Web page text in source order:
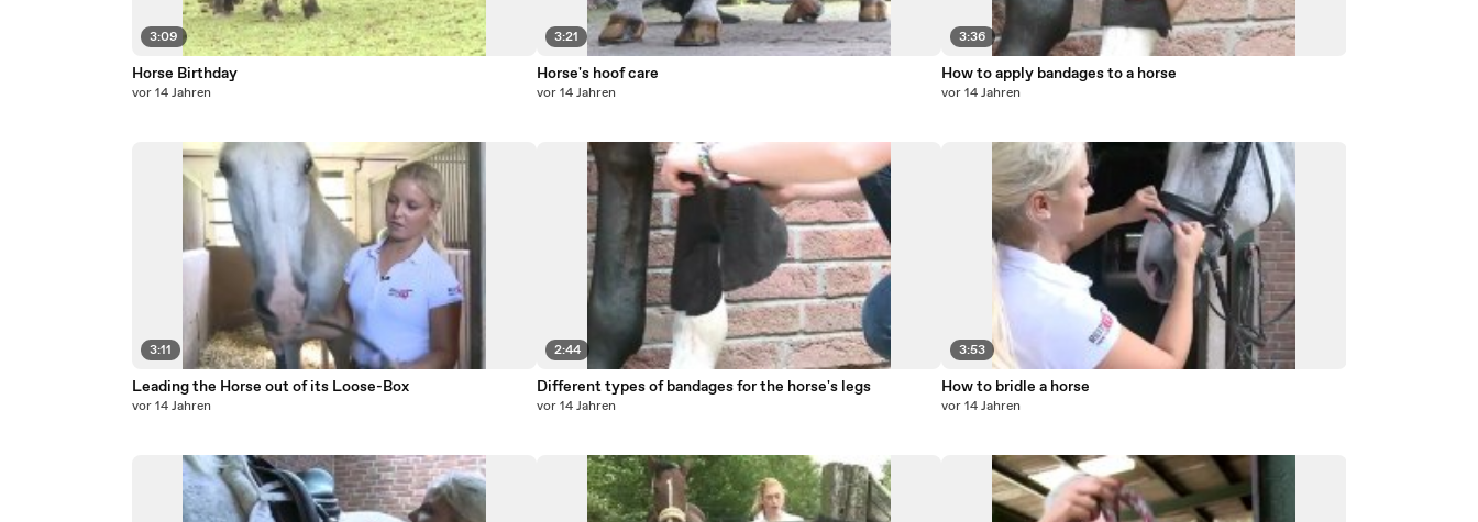
3:09
Horse Birthday
vor 14 Jahren
3:11
Leading the Horse out of its Loose-Box
vor 14 Jahren
3:21
Horse's hoof care
vor 14 Jahren
2:44
Different types of bandages for the horse's legs
vor 14 Jahren
3:36
How to apply bandages to a horse
vor 14 Jahren
3:53
How to bridle a horse
vor 14 Jahren